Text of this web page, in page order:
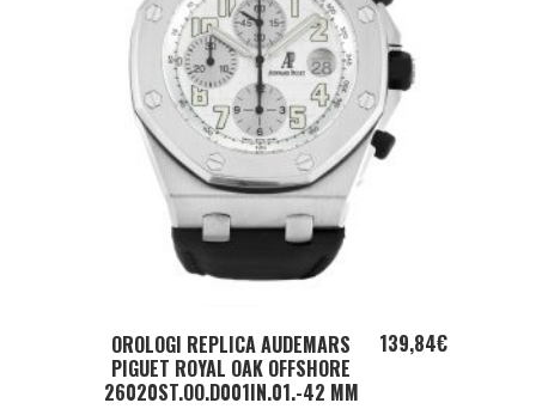
ADD TO CART
OROLOGI REPLICA AUDEMARS
PIGUET ROYAL OAK OFFSHORE
26020ST.OO.D001IN.01.-42 MM
139,84€